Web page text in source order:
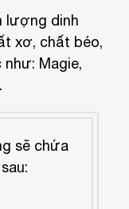
lượng dinh
xơ, chất béo,
Magie,
sẽ chứa